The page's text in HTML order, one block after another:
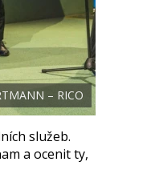
– RICO
služeb.
a ocenit ty,